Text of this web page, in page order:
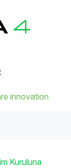
innovation
Kuruluna